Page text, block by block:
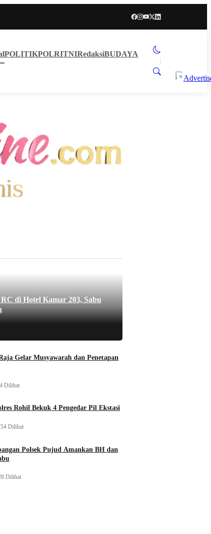
POLITIKPOLRITNIRedaksiBUDAYA
di Hotel Kamar 203, Sabu
Gelar Musyawarah dan Penetapan
Dilihat
Rohil Bekuk 4 Pengedar Pil Ekstasi
Dilihat
Polsek Pujud Amankan BH dan
Dilihat
×